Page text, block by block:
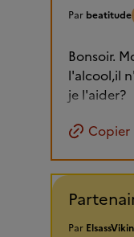
Par beatitude
Bonsoir.
l'alcool,il
je l'aider?
Copier
Par